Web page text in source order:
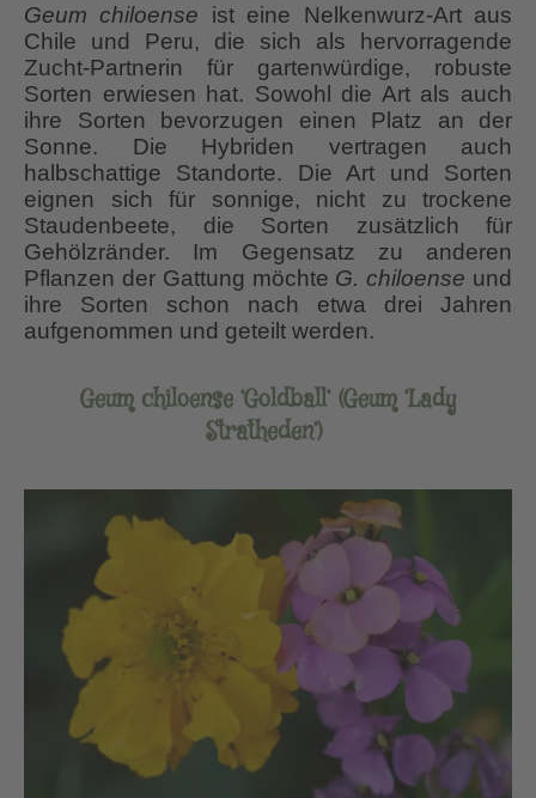
Geum chiloense ist eine Nelkenwurz-Art aus
Chile und Peru, die sich als hervorragende
Zucht-Partnerin für gartenwürdige, robuste
Sorten erwiesen hat. Sowohl die Art als auch
ihre Sorten bevorzugen einen Platz an der
Sonne. Die Hybriden vertragen auch
halbschattige Standorte. Die Art und Sorten
eignen sich für sonnige, nicht zu trockene
Staudenbeete, die Sorten zusätzlich für
Gehölzränder. Im Gegensatz zu anderen
Pflanzen der Gattung möchte G. chiloense und
ihre Sorten schon nach etwa drei Jahren
aufgenommen und geteilt werden.
Geum chiloense ‘Goldball’ (Geum ‘Lady
Stratheden’)